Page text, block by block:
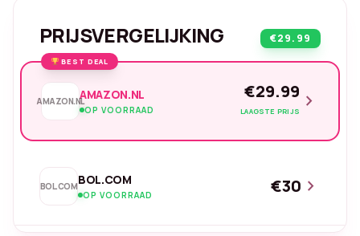
PRIJSVERGELIJKING €29.99
BEST DEAL
AMAZON.NLAMAZON.NL
OP VOORRAAD
€29.99
LAAGSTE PRIJS chevron_right
BOL.COMBOL.COM
OP VOORRAAD €30 chevron_right